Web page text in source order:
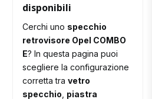
disponibili
Cerchi uno specchio
retrovisore Opel COMBO
E? In questa pagina puoi
scegliere la configurazione
corretta travetro
specchio piastra